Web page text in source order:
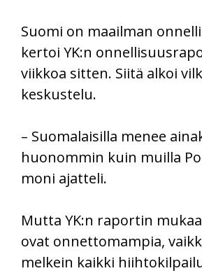
Suomi on maailman
kertoi YK:n
viikkoa sitten. Siitä alkoi
keskustelu.
– Suomalaisilla menee
huonommin kuin muilla
moni ajatteli.
Mutta YK:n raportin
ovat onnettomampia,
melkein kaikki